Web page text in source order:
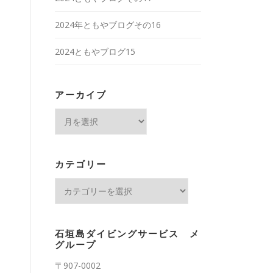
2024年ともやブログその16
2024ともやブログ15
アーカイブ
ブ
カテゴリー
ー
石垣島ダイビングサービス メ
グループ
〒907-0002